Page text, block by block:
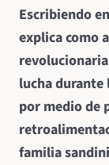
Escribiendo
explica como
lucha durante
por medio de
familia